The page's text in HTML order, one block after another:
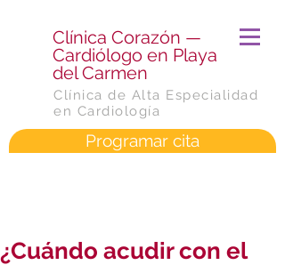
​Clínica Corazón —
Cardiólogo en Playa
del Carmen
Clínica de Alta Especialidad
en Cardiología
Programar cita
¿Cuándo acudir con el